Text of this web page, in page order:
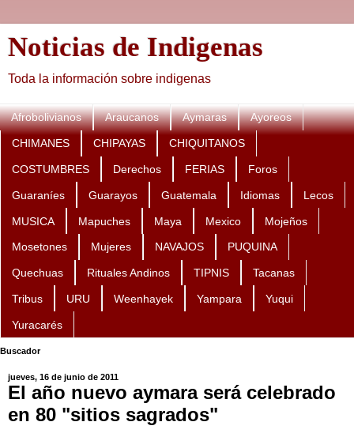
Noticias de Indigenas
Toda la información sobre indigenas
Afrobolivianos Araucanos Aymaras Ayoreos
CHIMANES CHIPAYAS CHIQUITANOS
COSTUMBRES Derechos FERIAS Foros
Guaraníes Guarayos Guatemala Idiomas Lecos
MUSICA Mapuches Maya Mexico Mojeños
Mosetones Mujeres NAVAJOS PUQUINA
Quechuas Rituales Andinos TIPNIS Tacanas
Tribus URU Weenhayek Yampara Yuqui
Yuracarés
Buscador
jueves, 16 de junio de 2011
El año nuevo aymara será celebrado
en 80 "sitios sagrados"